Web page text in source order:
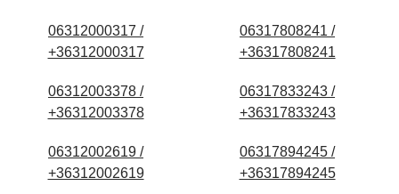
06312000317 /
+36312000317
06317808241 /
+36317808241
06312003378 /
+36312003378
06317833243 /
+36317833243
06312002619 /
+36312002619
06317894245 /
+36317894245